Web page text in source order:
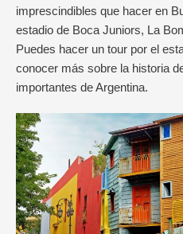
imprescindibles que hacer en
estadio de Boca Juniors, La
Puedes hacer un tour por el
conocer más sobre la historia
importantes de Argentina.